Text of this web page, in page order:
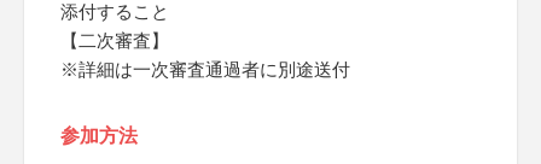
添付すること
【二次審査】
※詳細は一次審査通過者に別途送付
参加方法